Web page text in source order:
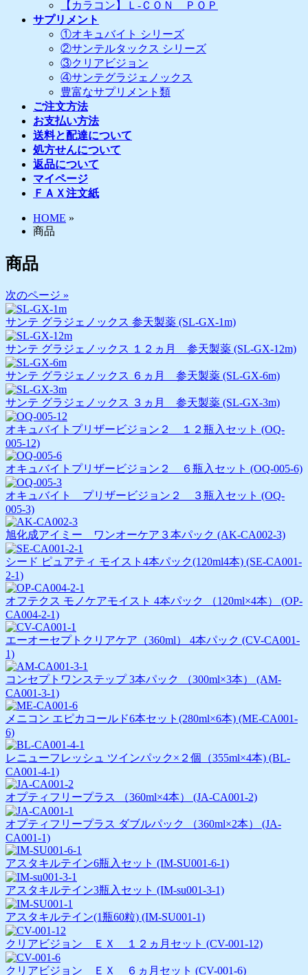
【カラコン】Ｌ-ＣＯＮ ＰＯＰ
サプリメント
①オキュバイト シリーズ
②サンテルタックス シリーズ
③クリアビジョン
④サンテグラジェノックス
豊富なサプリメント類
ご注文方法
お支払い方法
送料と配達について
処方せんについて
返品について
マイページ
ＦＡＸ注文紙
HOME »
商品
商品
次のページ »
サンテ グラジェノックス 参天製薬 (SL-GX-1m)
サンテ グラジェノックス １２ヵ月 参天製薬 (SL-GX-12m)
サンテ グラジェノックス ６ヵ月 参天製薬 (SL-GX-6m)
サンテ グラジェノックス ３ヵ月 参天製薬 (SL-GX-3m)
オキュバイトプリザービジョン２ １２瓶入セット (OQ-
005-12)
オキュバイトプリザービジョン２ ６瓶入セット (OQ-005-6)
オキュバイト プリザービジョン２ ３瓶入セット (OQ-
005-3)
旭化成アイミー ワンオーケア３本パック (AK-CA002-3)
シード ピュアティ モイスト4本パック(120ml4本) (SE-CA001-
2-1)
オフテクス モノケアモイスト 4本パック （120ml×4本） (OP-
CA004-2-1)
エーオーセプトクリアケア（360ml） 4本パック (CV-CA001-
1)
コンセプトワンステップ 3本パック （300ml×3本） (AM-
CA001-3-1)
メニコン エピカコールド6本セット(280ml×6本) (ME-CA001-
6)
レニューフレッシュ ツインパック×２個（355ml×4本) (BL-
CA001-4-1)
オプティフリープラス （360ml×4本） (JA-CA001-2)
オプティフリープラス ダブルパック （360ml×2本） (JA-
CA001-1)
アスタキルテイン6瓶入セット (IM-SU001-6-1)
アスタキルテイン3瓶入セット (IM-su001-3-1)
アスタキルテイン(1瓶60粒) (IM-SU001-1)
クリアビジョン ＥＸ １２ヵ月セット (CV-001-12)
クリアビジョン ＥＸ ６ヵ月セット (CV-001-6)